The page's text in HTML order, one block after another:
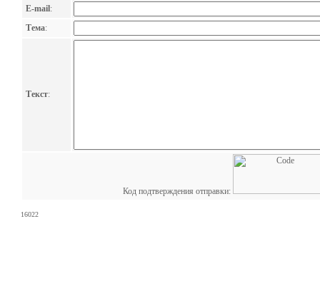
E-mail:
Тема:
Текст:
Код подтверждения отправки:
16022